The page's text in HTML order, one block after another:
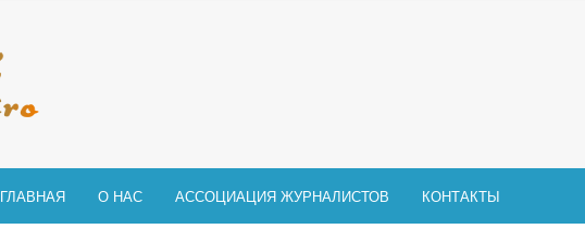
ГЛАВНАЯ О НАС АССОЦИАЦИЯ ЖУРНАЛИСТОВ КОНТАКТЫ